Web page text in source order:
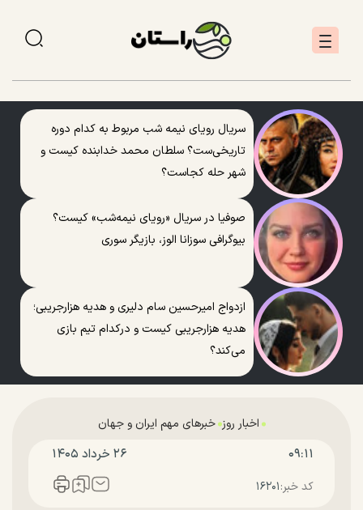
سریال رویای نیمه شب مربوط به کدام دوره
تاریخی‌ست؟ سلطان محمد خدابنده کیست و
شهر حله کجاست؟
صوفیا در سریال «رویای نیمه‌شب» کیست؟
بیوگرافی سوزانا الوز، بازیگر سوری
ازدواج امیرحسین سام دلیری و هدیه هزارجریبی؛
هدیه هزارجریبی کیست و درکدام تیم بازی
می‌کند؟
اخبار روز خبرهای مهم ایران و جهان
۰۹:۱۱ ۲۶ خرداد ۱۴۰۵
کد خبر:۱۶۲۰۱